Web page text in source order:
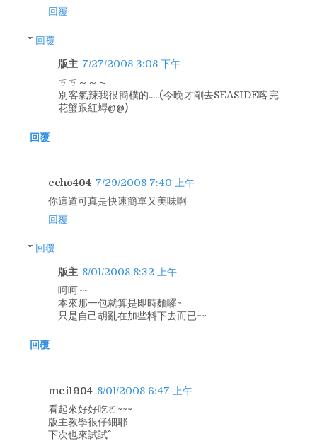
回覆
回覆
版主 7/27/2008 3:08 下午
ㄎㄎ～～～
別客氣辣我很簡樸的.....(今晚才剛去SEASIDE喀完
花蟹跟紅蟳@@)
回覆
echo404 7/29/2008 7:40 上午
你這道可真是快速簡單又美味啊
回覆
回覆
版主 8/01/2008 8:32 上午
呵呵~~
本來那一包就算是即時麵囉~
只是自己胡亂在加些料下去而已~~
回覆
mei1904 8/01/2008 6:47 上午
看起來好好吃ㄛ~~~
版主教學很仔細耶
下次也來試試^^